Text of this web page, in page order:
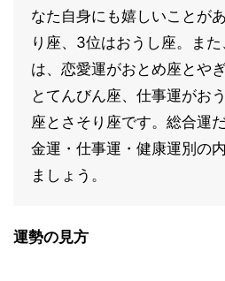
なた自身にも嬉しいことが
り座、3位はおうし座。ま
は、恋愛運がおとめ座とや
とてんびん座、仕事運がお
座とさそり座です。総合運
金運・仕事運・健康運別の
ましょう。
運勢の見方